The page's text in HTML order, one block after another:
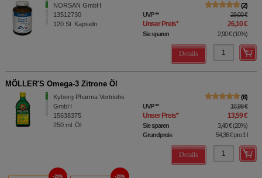
NORSAN GmbH
13512730
120 St Kapseln
2
UVP** 29,00 €
Unser Preis* 26,10 €
Sie sparen 2,90 €(10%)
Details
MÖLLER'S Omega-3 Zitrone Öl
Kyberg Pharma Vertriebs
GmbH
15638375
250 ml Öl
6
UVP** 16,99 €
Unser Preis* 13,59 €
Sie sparen 3,40 €(20%)
Grundpreis
54,36 €pro 1 l
Details
20% 20%